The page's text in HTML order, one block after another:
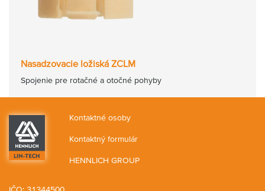
Nasadzovacie ložiská ZCLM
Spojenie pre rotačné a otočné pohyby
Kontaktné osoby
Kontaktný formulár
HENNLICH GROUP